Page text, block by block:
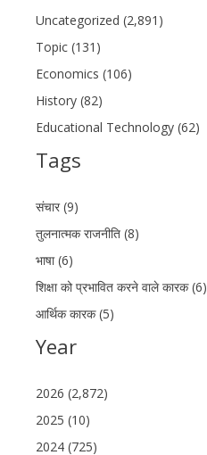
Uncategorized (2,891)
Topic (131)
Economics (106)
History (82)
Educational Technology (62)
Tags
संचार (9)
तुलनात्मक राजनीति (8)
भाषा (6)
शिक्षा को प्रभावित करने वाले कारक (6)
आर्थिक कारक (5)
Year
2026 (2,872)
2025 (10)
2024 (725)